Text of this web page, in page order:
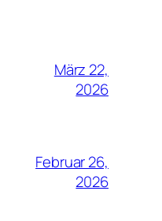
März 22,
2026
Februar 26,
2026